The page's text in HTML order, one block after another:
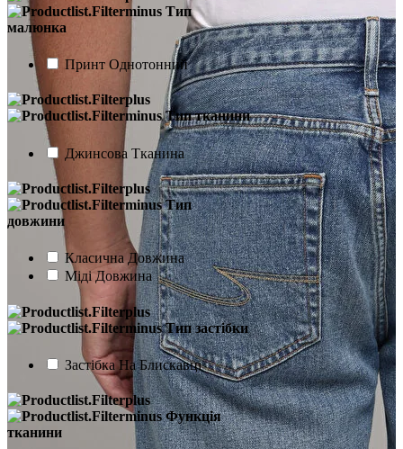
Тип
малюнка
Принт Однотонний
Тип тканини
Джинсова Тканина
Тип
довжини
Класична Довжина
Міді Довжина
Тип застібки
Застібка На Блискавці
Функція
тканини